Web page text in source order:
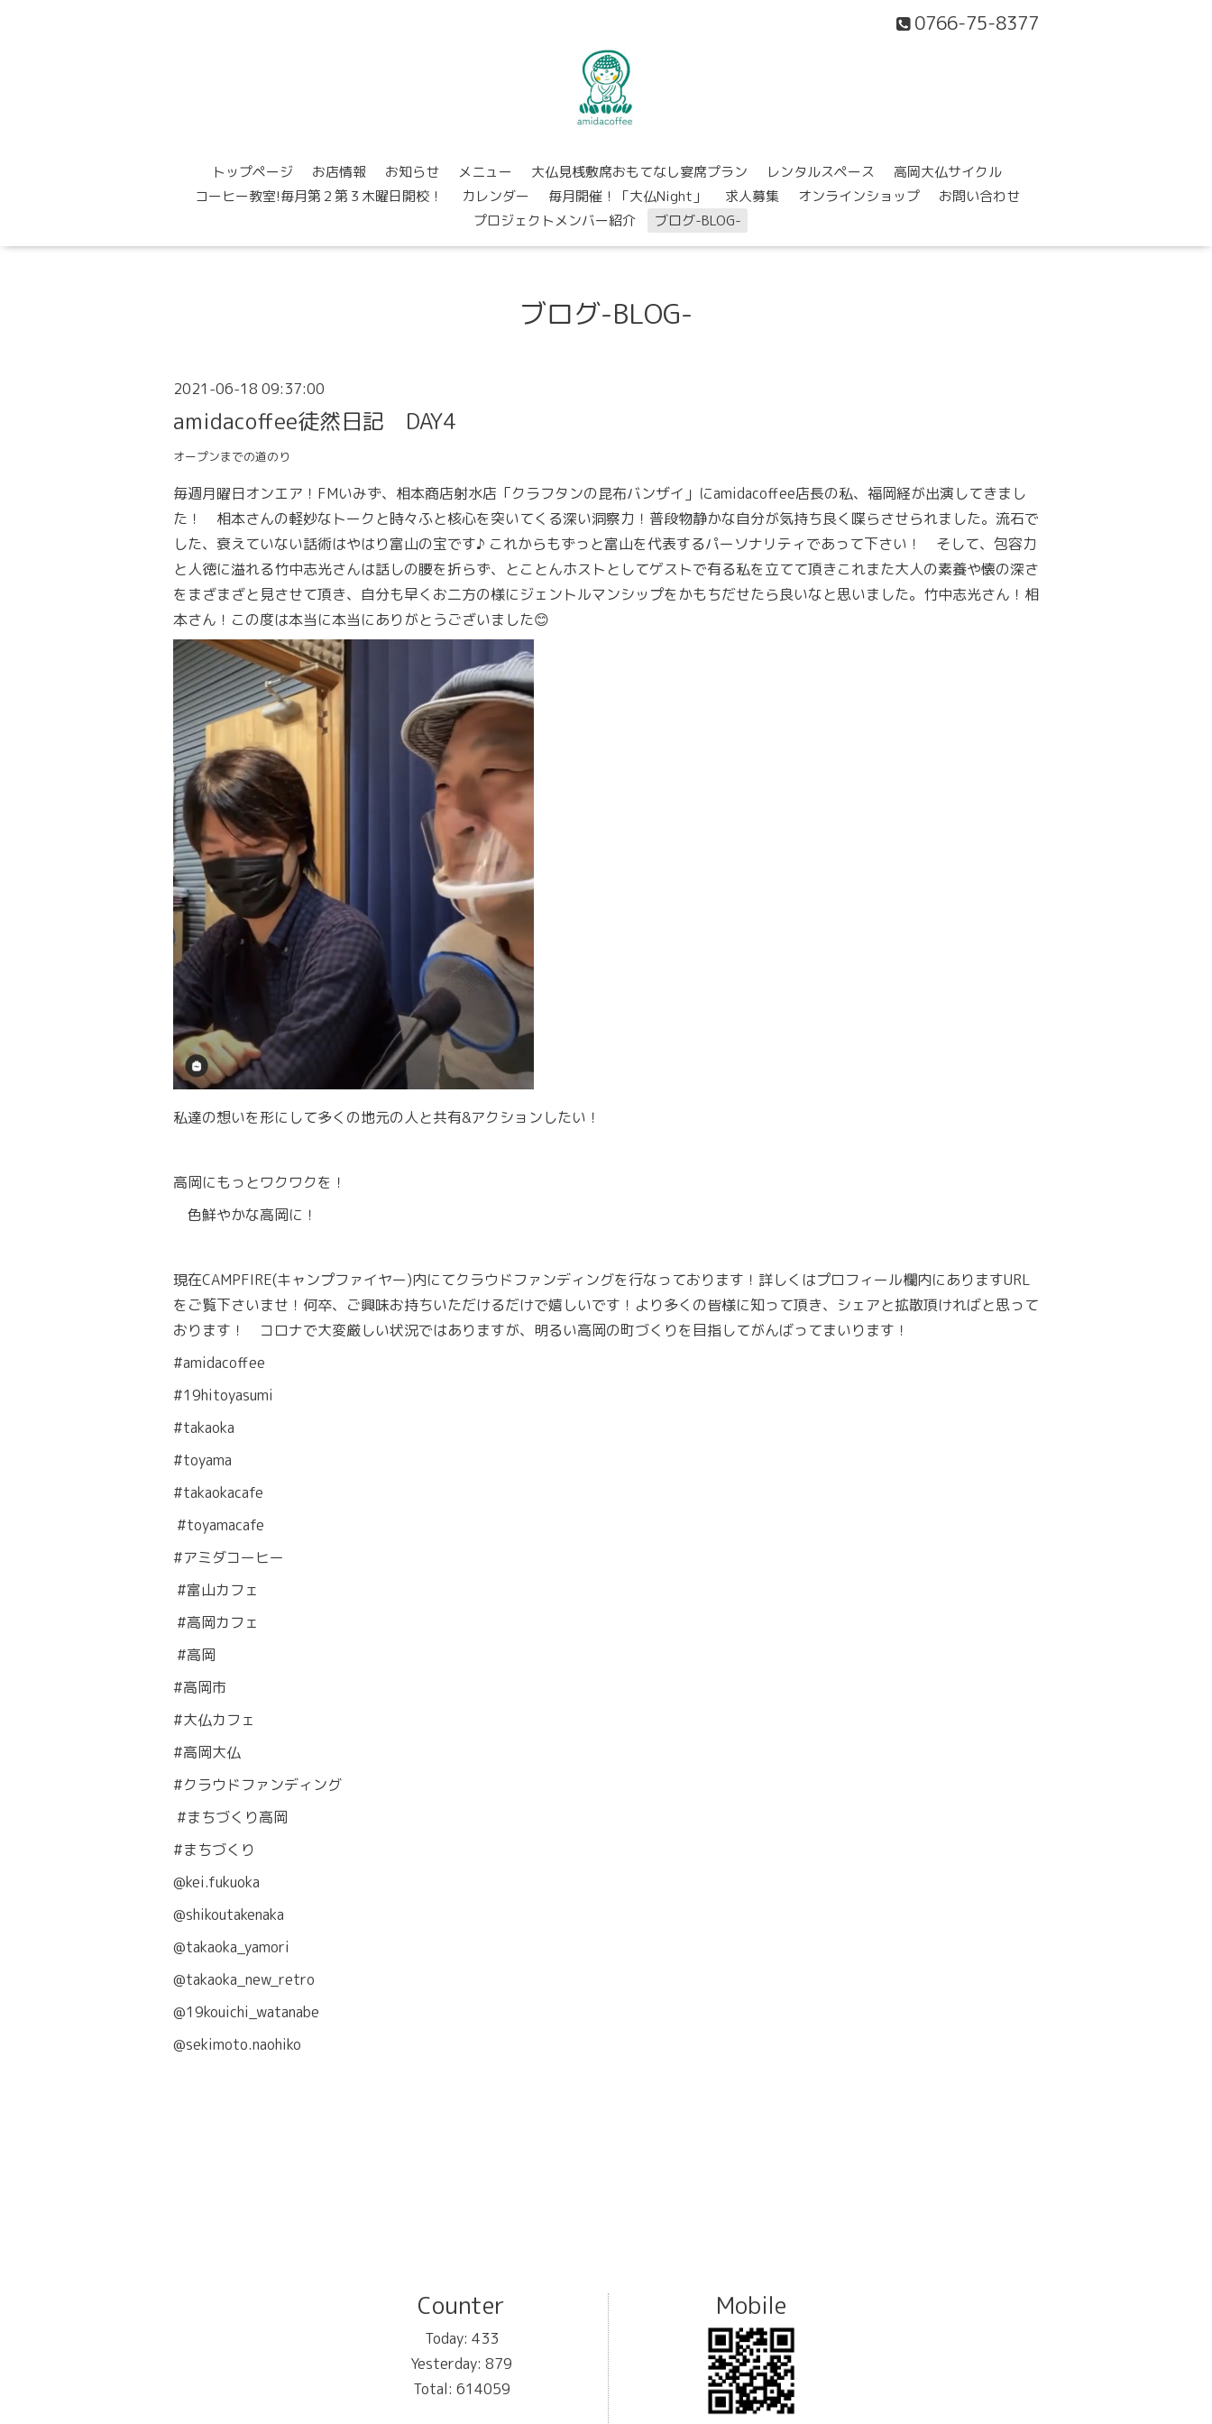
0766-75-8377
トップページ お店情報 お知らせ メニュー 大仏見桟敷席おもてなし宴席プラン レンタルスペース
高岡大仏サイクル
コーヒー教室!毎月第２第３木曜日開校！
カレンダー 毎月開催！「大仏Night」 求人募集 オンラインショップ
お問い合わせ
プロジェクトメンバー紹介
ブログ-BLOG-
ブログ-BLOG-
2021-06-18 09:37:00
amidacoffee徒然日記 DAY4
オープンまでの道のり
毎週月曜日オンエア！FMいみず、相本商店射水店「クラフタンの昆布バンザイ」にamidacoffee店長の私、福岡経が出演してきまし
た！ 相本さんの軽妙なトークと時々ふと核心を突いてくる深い洞察力！普段物静かな自分が気持ち良く喋らさせられました。流石で
した、衰えていない話術はやはり富山の宝です♪ これからもずっと富山を代表するパーソナリティであって下さい！ そして、包容力
と人徳に溢れる竹中志光さんは話しの腰を折らず、とことんホストとしてゲストで有る私を立てて頂きこれまた大人の素養や懐の深さ
をまざまざと見させて頂き、自分も早くお二方の様にジェントルマンシップをかもちだせたら良いなと思いました。竹中志光さん！相
本さん！この度は本当に本当にありがとうございました😊
私達の想いを形にして多くの地元の人と共有&アクションしたい！
高岡にもっとワクワクを！
色鮮やかな高岡に！
現在CAMPFIRE(キャンプファイヤー)内にてクラウドファンディングを行なっております！詳しくはプロフィール欄内にありますURL
をご覧下さいませ！何卒、ご興味お持ちいただけるだけで嬉しいです！より多くの皆様に知って頂き、シェアと拡散頂ければと思って
おります！ コロナで大変厳しい状況ではありますが、明るい高岡の町づくりを目指してがんばってまいります！
#amidacoffee
#19hitoyasumi
#takaoka
#toyama
#takaokacafe
#toyamacafe
#アミダコーヒー
#富山カフェ
#高岡カフェ
#高岡
#高岡市
#大仏カフェ
#高岡大仏
#クラウドファンディング
#まちづくり高岡
#まちづくり
@kei.fukuoka
@shikoutakenaka
@takaoka_yamori
@takaoka_new_retro
@19kouichi_watanabe
@sekimoto.naohiko
Counter
Today: 433
Yesterday:879
Total: 614059
Mobile